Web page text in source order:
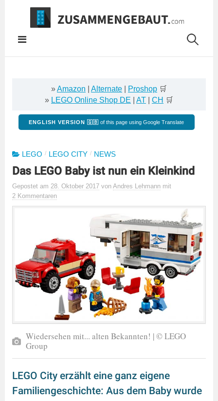
Springe
Inhalt
»Amazon Alternate Proshop 🛒
» LEGO Online Shop DE AT CH 🛒
ENGLISH VERSION 🇬🇧 of this page using Google Translate
LEGO / LEGO CITY / NEWS
Das LEGO Baby ist nun ein Kleinkind
Gepostet am 28. Oktober 2017 von Andres Lehmann mit
2 Kommentaren
Wiedersehen mit... alten Bekannten! | © LEGO
Group
LEGO City erzählt eine ganz eigene
Familiengeschichte: Aus dem Baby wurde